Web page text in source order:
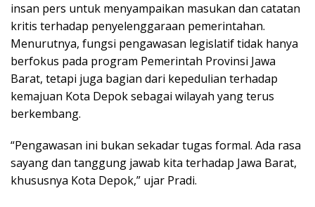
insan pers untuk menyampaikan masukan dan catatan
kritis terhadap penyelenggaraan pemerintahan.
Menurutnya, fungsi pengawasan legislatif tidak hanya
berfokus pada program Pemerintah Provinsi Jawa
Barat, tetapi juga bagian dari kepedulian terhadap
kemajuan Kota Depok sebagai wilayah yang terus
berkembang.
“Pengawasan ini bukan sekadar tugas formal. Ada rasa
sayang dan tanggung jawab kita terhadap Jawa Barat,
khususnya Kota Depok,” ujar Pradi.